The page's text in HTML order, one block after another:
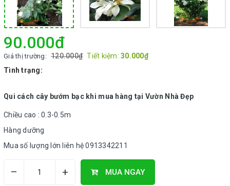
90.000₫
Giá thị trường: 120.000₫ Tiết kiệm: 30.000₫
Tình trạng:
Qui cách cây bướm bạc khi mua hàng tại Vườn Nhà Đẹp
Chiều cao : 0.3-0.5m
Hàng dưỡng
Mua số lượng lớn liên hệ 0913342211
– + MUA NGAY